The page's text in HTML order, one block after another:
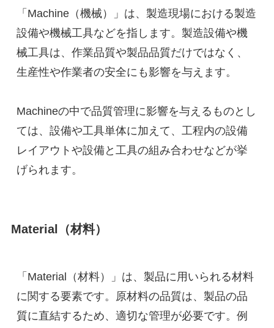
「Machine（機械）」は、製造現場における製造
設備や機械工具などを指します。製造設備や機
械工具は、作業品質や製品品質だけではなく、
生産性や作業者の安全にも影響を与えます。
Machineの中で品質管理に影響を与えるものとし
ては、設備や工具単体に加えて、工程内の設備
レイアウトや設備と工具の組み合わせなどが挙
げられます。
Material（材料）
「Material（材料）」は、製品に用いられる材料
に関する要素です。原材料の品質は、製品の品
質に直結するため、適切な管理が必要です。例